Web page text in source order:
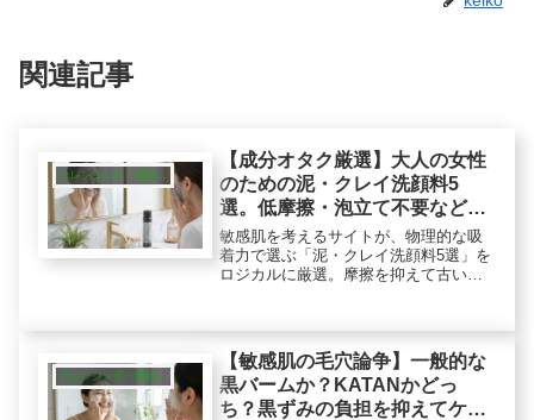
関連記事
クレンジング・洗顔・ピーリング
【成分オタク厳選】大人の女性
のための泥・クレイ洗顔料5
選。低摩擦・泡立て不要など機
能性で選ぶ夜洗顔
敏感肌を考えるサイトが、物理的な吸
着力で選ぶ「泥・クレイ洗顔料5選」を
ロジカルに厳選。摩擦を抑えて古い皮
略を解説します。年齢に応じた適切な
ケアで、クリアな印象の素肌へ。
クレンジング・洗顔・ピーリング
【敏感肌の毛穴論争】一般的な
黒バームか？KATANかどっ
ち？黒ずみの負担を抑えてケア